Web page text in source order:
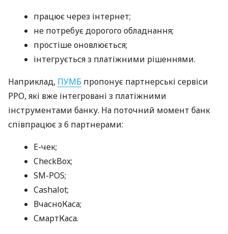
працює через інтернет;
не потребує дорогого обладнання;
простіше оновлюється;
інтегрується з платіжними рішеннями.
Наприклад, ПУМБ пропонує партнерські сервіси
РРО, які вже інтегровані з платіжними
інструментами банку. На поточний момент банк
співпрацює з 6 партнерами:
E-чек;
CheckBox;
SM-POS;
Cashalot;
ВчасноКаса;
СмартКаса.